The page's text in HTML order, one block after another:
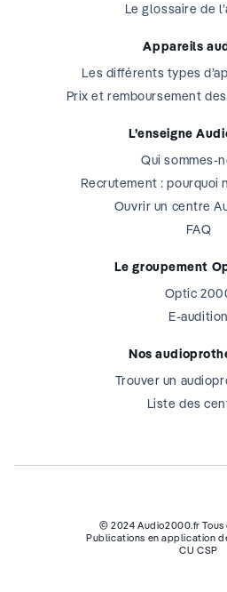
Le glossaire de
Appareils
Les différents types
Prix et remboursement
L’enseigne
Qui sommes-
Recrutement : pourquoi
Ouvrir un centre
FAQ
Le groupement
Optic
E-audition
Nos
Trouver un
Liste des
© 2024 Audio2000.fr Tous
Publications en application
CU CSP